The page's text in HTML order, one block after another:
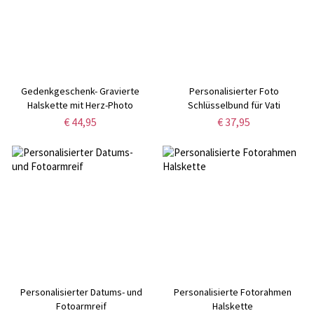
Gedenkgeschenk- Gravierte
Halskette mit Herz-Photo
€ 44,95
Personalisierter Foto
Schlüsselbund für Vati
€ 37,95
Personalisierter Datums- und
Fotoarmreif
Personalisierte Fotorahmen
Halskette